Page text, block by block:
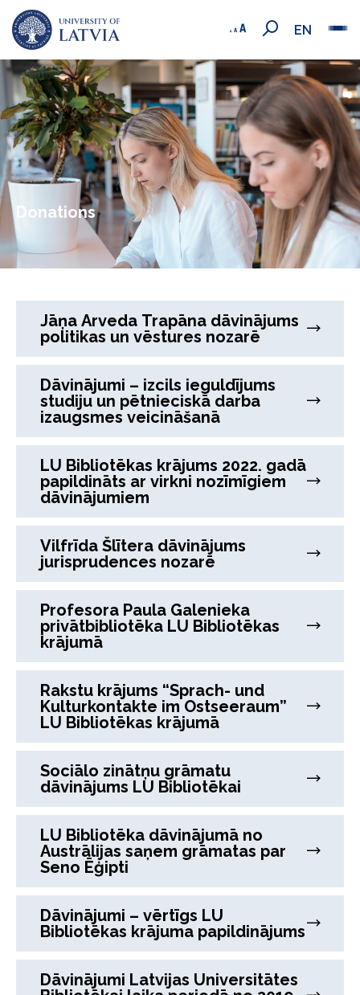
EN
Donations
Jāņa Arveda Trapāna dāvinājums
politikas un vēstures nozarē
Dāvinājumi – izcils ieguldījums
studiju un pētnieciskā darba
izaugsmes veicināšanā
LU Bibliotēkas krājums 2022. gadā
papildināts ar virkni nozīmīgiem
dāvinājumiem
Vilfrīda Šlītera dāvinājums
jurisprudences nozarē
Profesora Paula Galenieka
privātbibliotēka LU Bibliotēkas
krājumā
Rakstu krājums “Sprach- und
Kulturkontakte im Ostseeraum”
LU Bibliotēkas krājumā
Sociālo zinātņu grāmatu
dāvinājums LU Bibliotēkai
LU Bibliotēka dāvinājumā no
Austrālijas saņem grāmatas par
Seno Ēģipti
Dāvinājumi – vērtīgs LU
Bibliotēkas krājuma papildinājums
Dāvinājumi Latvijas Universitātes